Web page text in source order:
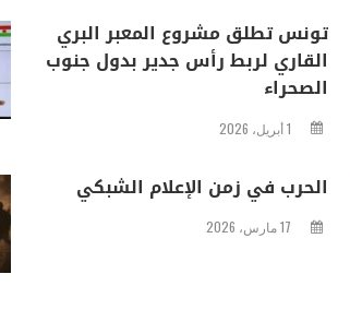
تونس تطلق مشروع المعبر البري
القاري لربط رأس جدير بدول جنوب
الصحراء
1 أبريل، 2026
الحرب في زمن الإعلام الشبكي
17 مارس، 2026